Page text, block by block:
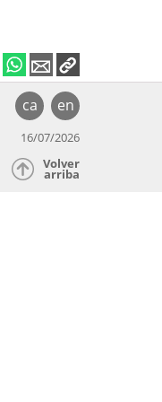
ca en
16/07/2026
Volver
arriba